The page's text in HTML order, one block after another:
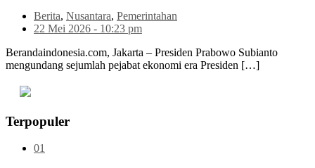
Berita, Nusantara, Pemerintahan
22 Mei 2026 - 10:23 pm
Berandaindonesia.com, Jakarta – Presiden Prabowo Subianto
mengundang sejumlah pejabat ekonomi era Presiden […]
Terpopuler
01